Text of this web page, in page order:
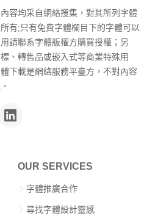
容均采自網絡搜集，對其所列字體
有;只有免費字體欄目下的字體可以
請聯系字體版權方購買授權；另
、轉售品或嵌入式等商業特殊用
下載是網絡服務平臺方，不對內容
OUR SERVICES
字體推廣合作
尋找字體設計靈感